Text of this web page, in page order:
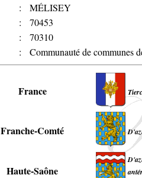
:
MÉLISEY
:
70453
:
70310
: Communauté de communes
France
Franche-Comté
Haute-Saône